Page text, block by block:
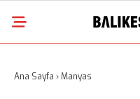
Ana Sayfa ›Manyas